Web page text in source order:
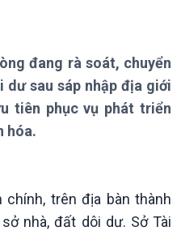
Thời sự
Thời sự 6h
Thời sự 12h
Thời sự 18h
Chuyên mục
Theo dòng Thời sự
đang rà soát, chuyển
sau sáp nhập địa giới
tiên phục vụ phát triển
hóa.
trên địa bàn thành
nhà, đất dôi dư. Sở Tài